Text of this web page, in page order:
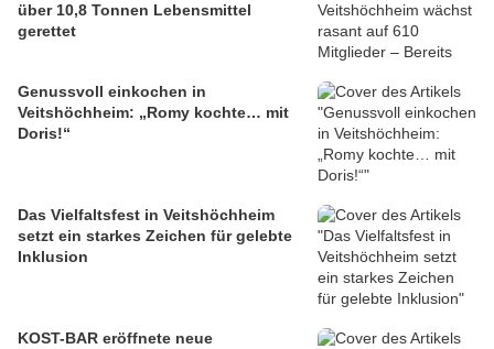
über 10,8 Tonnen Lebensmittel
gerettet
Genussvoll einkochen in
Veitshöchheim: „Romy kochte… mit
Doris!“
Das Vielfaltsfest in Veitshöchheim
setzt ein starkes Zeichen für gelebte
Inklusion
KOST-BAR eröffnete neue